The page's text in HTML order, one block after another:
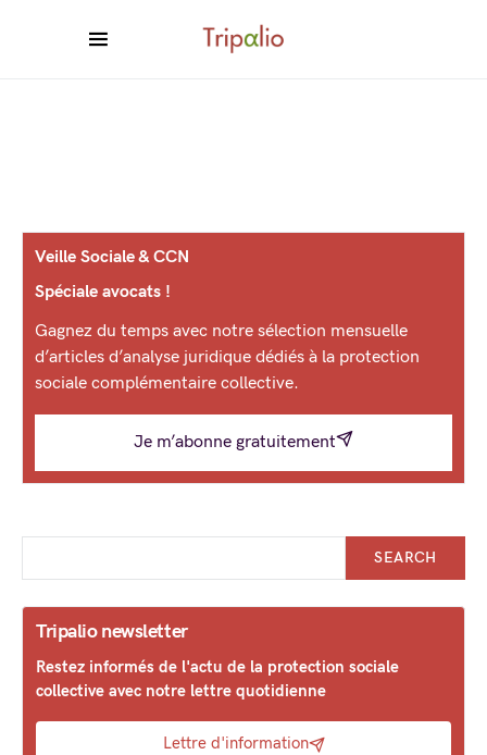
Veille Sociale & CCN
Spéciale avocats !
Gagnez du temps avec notre sélection mensuelle
d’articles d’analyse juridique dédiés à la protection
sociale complémentaire collective.
Je m’abonne gratuitement
SEARCH
Tripalio newsletter
Restez informés de l'actu de la protection sociale
collective avec notre lettre quotidienne
Lettre d'information